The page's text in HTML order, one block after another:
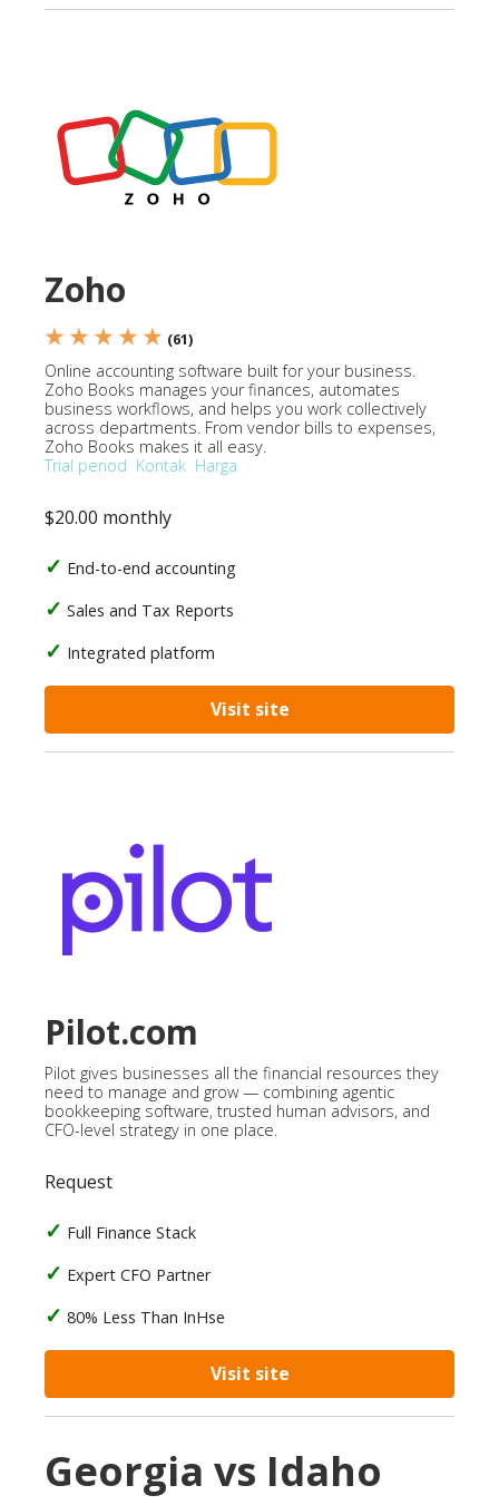
Zoho
★ ★ ★ ★ ★ (61)
Online accounting software built for your business.
Zoho Books manages your finances, automates
business workflows, and helps you work collectively
across departments. From vendor bills to expenses,
Zoho Books makes it all easy.
Trial period Kontak Harga
$20.00 monthly
End-to-end accounting
Sales and Tax Reports
Integrated platform
Visit site
Pilot.com
Pilot gives businesses all the financial resources they
need to manage and grow — combining agentic
bookkeeping software, trusted human advisors, and
CFO-level strategy in one place.
Request
Full Finance Stack
Expert CFO Partner
80% Less Than InHse
Visit site
Georgia vs Idaho